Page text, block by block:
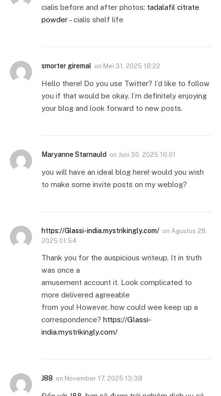
cialis before and after photos: tadalafil citrate
powder– cialis shelf life
smorter giremal on Mei 31, 2025 18:22
Hello there! Do you use Twitter? I’d like to follow
you if that would be okay. I’m definitely enjoying
your blog and look forward to new posts.
Maryanne Starnauld on Juni 30, 2025 16:01
you will have an ideal blog here! would you wish
to make some invite posts on my weblog?
https://Glassi-india.mystrikingly.com/ on Agustus 28,
2025 01:54
Thank you for the auspicious writeup. It in truth
was once a
amusement account it. Look complicated to
more delivered agreeable
from you! However, how could wee keep up a
correspondence? https://Glassi-
india.mystrikingly.com/
J88 on November 17, 2025 13:38